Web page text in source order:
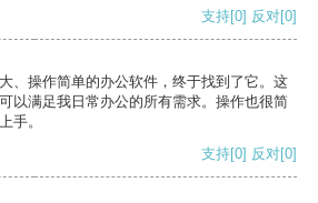
支持[0] 反对[0]
、操作简单的办公软件，终于找到了它。这
以满足我日常办公的所有需求。操作也很简
手。
支持[0] 反对[0]